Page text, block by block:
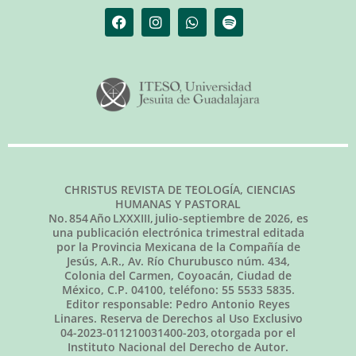
CHRISTUS REVISTA DE TEOLOGÍA, CIENCIAS
HUMANAS Y PASTORAL
No.854Año LXXXIII, julio-septiembre de 2026, es
una publicación electrónica trimestral editada
por la Provincia Mexicana de la Compañía de
Jesús, A.R., Av. Río Churubusco núm. 434,
Colonia del Carmen, Coyoacán, Ciudad de
México, C.P. 04100, teléfono: 55 5533 5835.
Editor responsable: Pedro Antonio Reyes
Linares. Reserva de Derechos al Uso Exclusivo
04-2023-011210031400-203, otorgada por el
Instituto Nacional del Derecho de Autor.